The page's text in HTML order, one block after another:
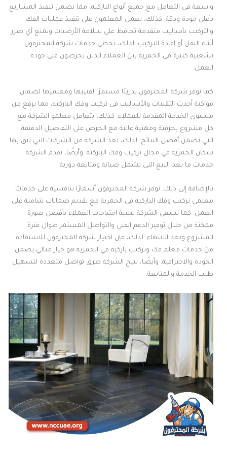
واسعة في التعامل مع جميع أنواع الباركيه، مما يضمن تنفيذ المشاريع
بأعلى جودة ودقة. كذلك، يعمل المعلمون على تنفيذ عمليات الفك
والتركيب بأساليب متقدمة تحافظ على سلامة الأرضيات وتمنع أي ضرر
أثناء النقل أو إعادة التركيب. لذلك، تحظى خدمات شركة المحترفون
بشعبية كبيرة في الحمرية بين العملاء الذين يحرصون على جودة
العمل.
كما توفر شركة المحترفون تدريبًا مستمرًا لفنييها ومعلميها لضمان
مواكبة أحدث التقنيات والأساليب في تركيب وفك الباركيه، مما يرفع من
مستوى الخدمة المقدمة للعملاء. كذلك، يتعامل معلمو الشركة مع
كل مشروع بحرفية ومهنية عالية مع الحرص على التفاصيل الدقيقة
التي تضمن أفضل النتائج. لذلك، تعد الشركة من الشركات التي يثق بها
سكان الحمرية في مجال تركيب وفك الباركيه. وأيضًا، تقدم الشركة
خدمات ما بعد البيع التي تشمل صيانة ومتابعة دورية.
بالإضافة إلى ذلك، توفر شركة المحترفون أسعارًا تنافسية على خدمات
معلمي تركيب وفك الباركيه في الحمرية مع تقديم ضمانات شاملة على
العمل. كما تسعى الشركة لتلبية احتياجات العملاء بأفضل صورة
ممكنة من خلال توفير الدعم الفني والتواصل المستمر طوال فترة
المشروع وبعد الانتهاء. لذلك، فإن اختيار شركة المحترفون للاستفادة
من خدمات معلم فك وتركيب باركيه في الحمرية هو خيار مثالي يضمن
الجودة والاحترافية. وأيضًا، تتيح الشركة طرق تواصل متعددة لتسهيل
طلب الخدمة والمتابعة.